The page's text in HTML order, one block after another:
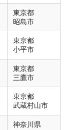
東京都
昭島市
東京都
小平市
東京都
三鷹市
東京都
武蔵村山市
神奈川県